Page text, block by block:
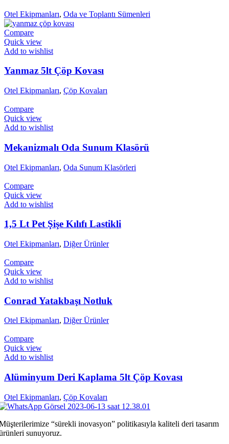
Otel Ekipmanları, Oda ve Toplantı Sümenleri
Compare
Quick view
Add to wishlist
Yanmaz 5lt Çöp Kovası
Otel Ekipmanları, Çöp Kovaları
Compare
Quick view
Add to wishlist
Mekanizmalı Oda Sunum Klasörü
Otel Ekipmanları, Oda Sunum Klasörleri
Compare
Quick view
Add to wishlist
1,5 Lt Pet Şişe Kılıfı Lastikli
Otel Ekipmanları, Diğer Ürünler
Compare
Quick view
Add to wishlist
Conrad Yatakbaşı Notluk
Otel Ekipmanları, Diğer Ürünler
Compare
Quick view
Add to wishlist
Alüminyum Deri Kaplama 5lt Çöp Kovası
Otel Ekipmanları, Çöp Kovaları
“sürekli inovasyon” politikasıyla kaliteli deri tasarım
sunuyoruz.